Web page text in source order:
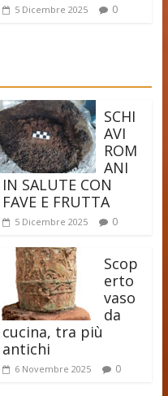
5 Dicembre 2025 0
SCHI
AVI
ROM
ANI
IN SALUTE CON
FAVE E FRUTTA
5 Dicembre 2025 0
Scop
erto
vaso
da
cucina, tra più
antichi
6 Novembre 2025 0